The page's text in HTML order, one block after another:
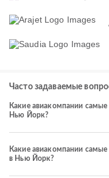
Часто задаваемые
Какие авиакомпании самые
Нью Йорк?
Какие авиакомпании
в Нью Йорк?